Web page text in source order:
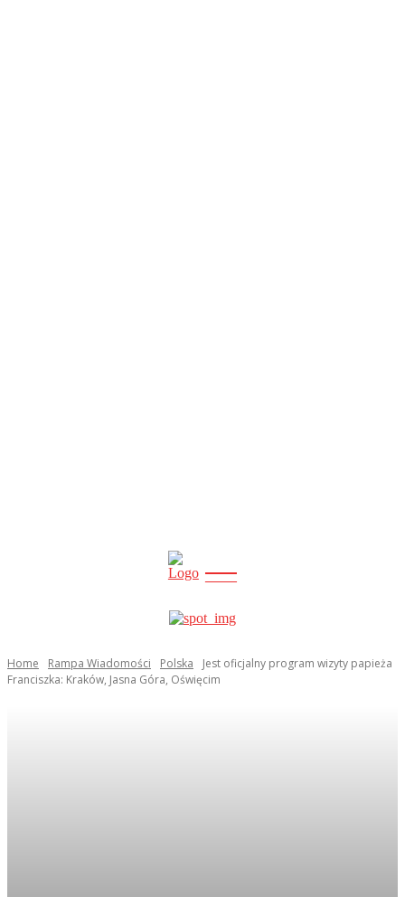
news
Home Rampa Wiadomości Polska
Jest oficjalny program wizyty papieża
Franciszka: Kraków, Jasna Góra, Oświęcim